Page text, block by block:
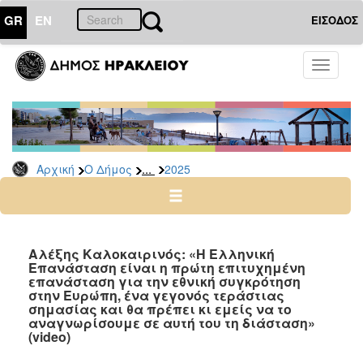
GR EN ΕΙΣΟΔΟΣ
Toggle
Αρχική Ο Δήμος ... 2025
ΔΗΜΟΣ
Δελτία
Τύπου
Αρχείο
2026
2024
2022
2021
2020
2019
Αλέξης Καλοκαιρινός: «Η Ελληνική
Επανάσταση είναι η πρώτη επιτυχημένη
επανάσταση για την εθνική συγκρότηση
στην Ευρώπη, ένα γεγονός τεράστιας
σημασίας και θα πρέπει κι εμείς να το
αναγνωρίσουμε σε αυτή του τη διάσταση»
(video)